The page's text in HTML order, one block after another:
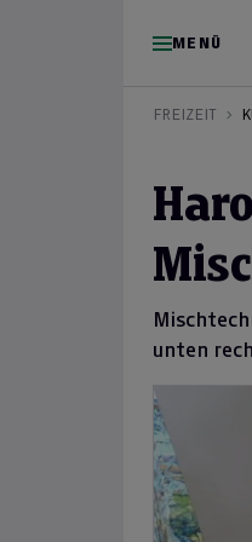
MENÜ
FREIZEIT
unten